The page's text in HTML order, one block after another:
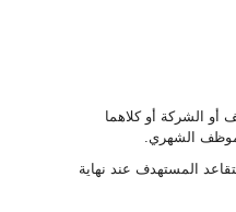
الشركة أو كلاهما
الشهري.
المستهدف عند نهاية